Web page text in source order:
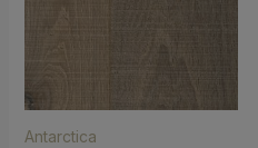
Antarctica